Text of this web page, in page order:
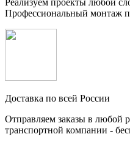
Реализуем проекты любой
Профессиональный монтаж
Доставка по всей России
Отправляем заказы в любой
транспортной компании -